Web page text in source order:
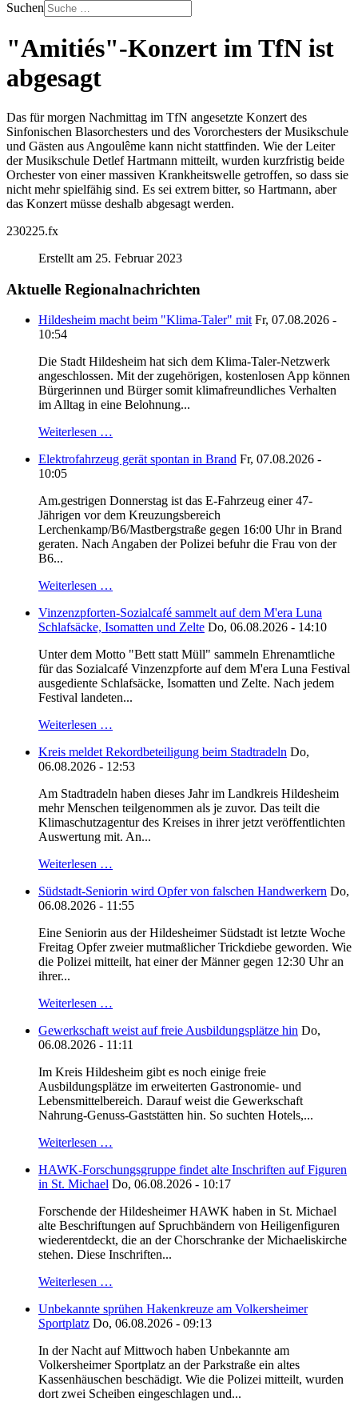
Suchen
"Amitiés"-Konzert im TfN ist
abgesagt
Das für morgen Nachmittag im TfN angesetzte Konzert des
Sinfonischen Blasorchesters und des Vororchesters der Musikschule
und Gästen aus Angoulême kann nicht stattfinden. Wie der Leiter
der Musikschule Detlef Hartmann mitteilt, wurden kurzfristig beide
Orchester von einer massiven Krankheitswelle getroffen, so dass sie
nicht mehr spielfähig sind. Es sei extrem bitter, so Hartmann, aber
das Konzert müsse deshalb abgesagt werden.
230225.fx
Erstellt am 25. Februar 2023
Aktuelle Regionalnachrichten
Hildesheim macht beim "Klima-Taler" mit Fr, 07.08.2026 -
10:54
Die Stadt Hildesheim hat sich dem Klima-Taler-Netzwerk
angeschlossen. Mit der zugehörigen, kostenlosen App können
Bürgerinnen und Bürger somit klimafreundliches Verhalten
im Alltag in eine Belohnung...
Weiterlesen …
Elektrofahrzeug gerät spontan in Brand Fr, 07.08.2026 -
10:05
Am.gestrigen Donnerstag ist das E-Fahrzeug einer 47-
Jährigen vor dem Kreuzungsbereich
Lerchenkamp/B6/Mastbergstraße gegen 16:00 Uhr in Brand
geraten. Nach Angaben der Polizei befuhr die Frau von der
B6...
Weiterlesen …
Vinzenzpforten-Sozialcafé sammelt auf dem M'era Luna
Schlafsäcke, Isomatten und Zelte Do, 06.08.2026 - 14:10
Unter dem Motto "Bett statt Müll" sammeln Ehrenamtliche
für das Sozialcafé Vinzenzpforte auf dem M'era Luna Festival
ausgediente Schlafsäcke, Isomatten und Zelte. Nach jedem
Festival landeten...
Weiterlesen …
Kreis meldet Rekordbeteiligung beim Stadtradeln Do,
06.08.2026 - 12:53
Am Stadtradeln haben dieses Jahr im Landkreis Hildesheim
mehr Menschen teilgenommen als je zuvor. Das teilt die
Klimaschutzagentur des Kreises in ihrer jetzt veröffentlichten
Auswertung mit. An...
Weiterlesen …
Südstadt-Seniorin wird Opfer von falschen Handwerkern Do,
06.08.2026 - 11:55
Eine Seniorin aus der Hildesheimer Südstadt ist letzte Woche
Freitag Opfer zweier mutmaßlicher Trickdiebe geworden. Wie
die Polizei mitteilt, hat einer der Männer gegen 12:30 Uhr an
ihrer...
Weiterlesen …
Gewerkschaft weist auf freie Ausbildungsplätze hin Do,
06.08.2026 - 11:11
Im Kreis Hildesheim gibt es noch einige freie
Ausbildungsplätze im erweiterten Gastronomie- und
Lebensmittelbereich. Darauf weist die Gewerkschaft
Nahrung-Genuss-Gaststätten hin. So suchten Hotels,...
Weiterlesen …
HAWK-Forschungsgruppe findet alte Inschriften auf Figuren
in St. Michael Do, 06.08.2026 - 10:17
Forschende der Hildesheimer HAWK haben in St. Michael
alte Beschriftungen auf Spruchbändern von Heiligenfiguren
wiederentdeckt, die an der Chorschranke der Michaeliskirche
stehen. Diese Inschriften...
Weiterlesen …
Unbekannte sprühen Hakenkreuze am Volkersheimer
Sportplatz Do, 06.08.2026 - 09:13
In der Nacht auf Mittwoch haben Unbekannte am
Volkersheimer Sportplatz an der Parkstraße ein altes
Kassenhäuschen beschädigt. Wie die Polizei mitteilt, wurden
dort zwei Scheiben eingeschlagen und...